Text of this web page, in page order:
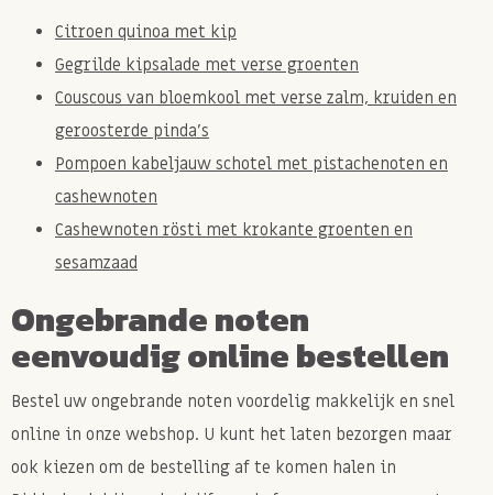
Citroen quinoa met kip
Gegrilde kipsalade met verse groenten
Couscous van bloemkool met verse zalm, kruiden en
geroosterde pinda’s
Pompoen kabeljauw schotel met pistachenoten en
cashewnoten
Cashewnoten rösti met krokante groenten en
sesamzaad
Ongebrande noten
eenvoudig online bestellen
Bestel uw ongebrande noten voordelig makkelijk en snel
online in onze webshop. U kunt het laten bezorgen maar
ook kiezen om de bestelling af te komen halen in